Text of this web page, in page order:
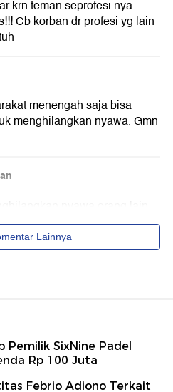
Pemilik SixNine Padel
Rp 100 Juta
Febrio Adiono Terkait